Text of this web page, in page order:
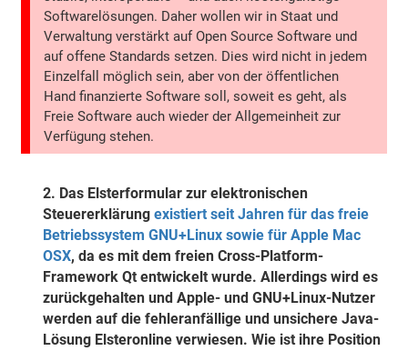
Softwarelösungen. Daher wollen wir in Staat und
Verwaltung verstärkt auf Open Source Software und
auf offene Standards setzen. Dies wird nicht in jedem
Einzelfall möglich sein, aber von der öffentlichen
Hand finanzierte Software soll, soweit es geht, als
Freie Software auch wieder der Allgemeinheit zur
Verfügung stehen.
2. Das Elsterformular zur elektronischen
Steuererklärungexistiert seit Jahren für das freie
Betriebssystem GNU+Linux sowie für Apple Mac
OSX, da es mit dem freien Cross-Platform-
Framework Qt entwickelt wurde. Allerdings wird es
zurückgehalten und Apple- und GNU+Linux-Nutzer
werden auf die fehleranfällige und unsichere Java-
Lösung Elsteronline verwiesen. Wie ist ihre Position